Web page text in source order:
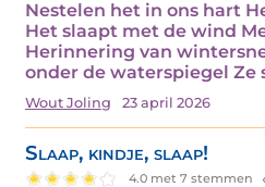
Nestelen het in ons hart
Het slaapt met de wind
Herinnering van
onder de waterspiegel Ze
Wout Joling 23 april 2026
Slaap, kindje, slaap!
4.0 met 7 stemmen